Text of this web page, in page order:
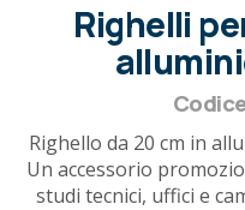
Righelli
Righello da 20 cm in
Un accessorio
studi tecnici, uffici e